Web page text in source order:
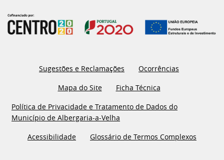
Sugestões e Reclamações
Ocorrências
Mapa do Site
Ficha Técnica
Política de Privacidade e Tratamento de Dados do
Município de Albergaria-a-Velha
Acessibilidade
Glossário de Termos Complexos